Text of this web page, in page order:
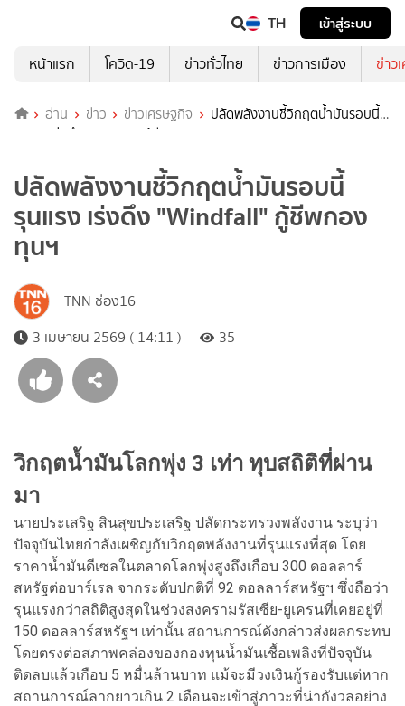
TH
เข้าสู่ระบบ
หน้าแรก
โควิด-19 ข่าวทั่วไทย ข่าวการเมือง ข่าว
อ่าน ข่าว ข่าวเศรษฐกิจ
ปลัดพลังงานชี้วิกฤตน้ำมันรอบนี้
รุนแรง เร่งดึง "Windfall" กู้ชีพกองทุนฯ
ปลัดพลังงานชี้วิกฤตน้ำมันรอบนี้
รุนแรง เร่งดึง "Windfall" กู้ชีพกอง
ทุนฯ
TNN ช่อง16
3 เมษายน 2569 ( 14:11 )
35
วิกฤตน้ำมันโลกพุ่ง 3 เท่า ทุบสถิติที่ผ่าน
มา
นายประเสริฐ สินสุขประเสริฐ ปลัดกระทรวงพลังงาน ระบุว่า
ปัจจุบันไทยกำลังเผชิญกับวิกฤตพลังงานที่รุนแรงที่สุด โดย
ราคาน้ำมันดีเซลในตลาดโลกพุ่งสูงถึงเกือบ 300 ดอลลาร์
สหรัฐต่อบาร์เรล จากระดับปกติที่ 92 ดอลลาร์สหรัฐฯ ซึ่งถือว่า
รุนแรงกว่าสถิติสูงสุดในช่วงสงครามรัสเซีย-ยูเครนที่เคยอยู่ที่
150 ดอลลาร์สหรัฐฯ เท่านั้น สถานการณ์ดังกล่าวส่งผลกระทบ
โดยตรงต่อสภาพคล่องของกองทุนน้ำมันเชื้อเพลิงที่ปัจจุบัน
ติดลบแล้วเกือบ 5 หมื่นล้านบาท แม้จะมีวงเงินกู้รองรับแต่หาก
สถานการณ์ลากยาวเกิน 2 เดือนจะเข้าสู่ภาวะที่น่ากังวลอย่าง